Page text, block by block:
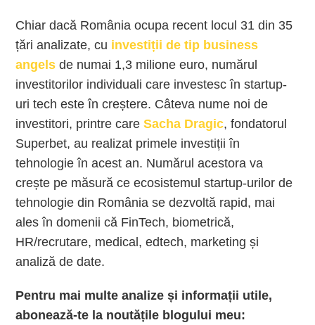
Chiar dacă România ocupa recent locul 31 din 35
țări analizate, cu investiții de tip business
angels de numai 1,3 milione euro, numărul
investitorilor individuali care investesc în startup-
uri tech este în creștere. Câteva nume noi de
investitori, printre careSacha Dragic, fondatorul
Superbet, au realizat primele investiții în
tehnologie în acest an. Numărul acestora va
crește pe măsură ce ecosistemul startup-urilor de
tehnologie din România se dezvoltă rapid, mai
ales în domenii că FinTech, biometrică,
HR/recrutare, medical, edtech, marketing și
analiză de date.
Pentru mai multe analize și informații utile,
abonează-te la noutățile blogului meu: